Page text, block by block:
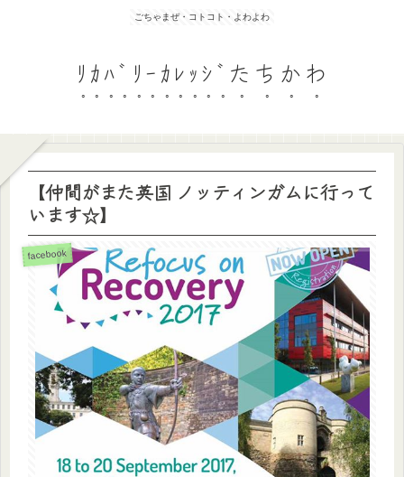
ごちゃまぜ・コトコト・よわよわ
ﾘｶﾊﾞﾘｰｶﾚｯｼﾞたちかわ
【仲間がまた英国 ノッティンガムに行って
います☆】
facebook